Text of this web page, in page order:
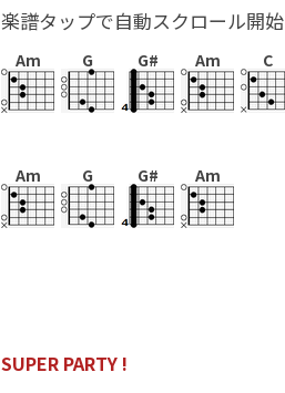
楽譜タップで自動スクロール開始
Am G G# Am C
Am G G# Am
SUPER PARTY !